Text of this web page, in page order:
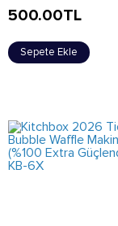
500.00TL
Sepete Ekle